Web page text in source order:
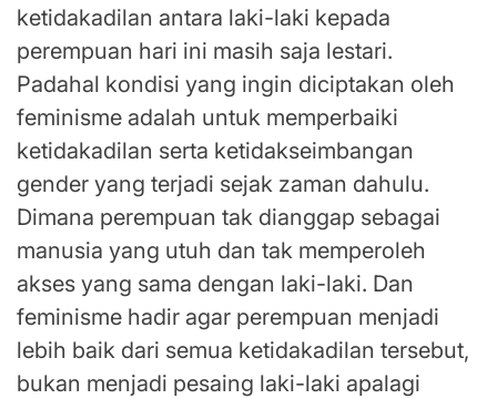
ketidakadilan antara laki-laki kepada
perempuan hari ini masih saja lestari.
Padahal kondisi yang ingin diciptakan oleh
feminisme adalah untuk memperbaiki
ketidakadilan serta ketidakseimbangan
gender yang terjadi sejak zaman dahulu.
Dimana perempuan tak dianggap sebagai
manusia yang utuh dan tak memperoleh
akses yang sama dengan laki-laki. Dan
feminisme hadir agar perempuan menjadi
lebih baik dari semua ketidakadilan tersebut,
bukan menjadi pesaing laki-laki apalagi